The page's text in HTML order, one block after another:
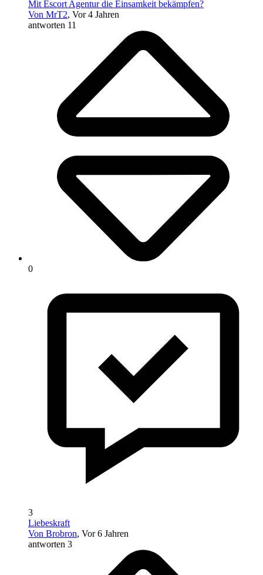
Mit Escort Agentur die Einsamkeit bekämpfen?
Von MrT2, Vor 4 Jahren
antworten 11
0
3
Liebeskraft
Von Brobron, Vor 6 Jahren
antworten 3